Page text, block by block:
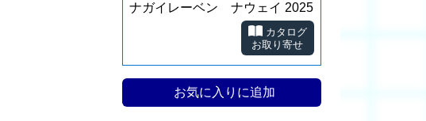
ナガイレーベン ナウェイ 2025
カタログ
お取り寄せ
お気に入りに追加